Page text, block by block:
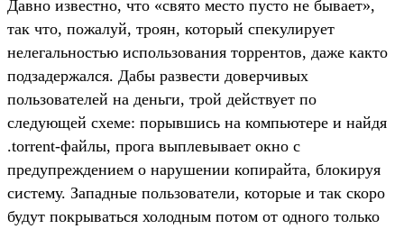
Давно известно, что «свято место пусто не бывает»,
так что, пожалуй, троян, который спекулирует
нелегальностью использования торрентов, даже както
подзадержался. Дабы развести доверчивых
пользователей на деньги, трой действует по
следующей схеме: порывшись на компьютере и найдя
.torrent-файлы, прога выплевывает окно с
предупреждением о нарушении копирайта, блокируя
систему. Западные пользователи, которые и так скоро
будут покрываться холодным потом от одного только